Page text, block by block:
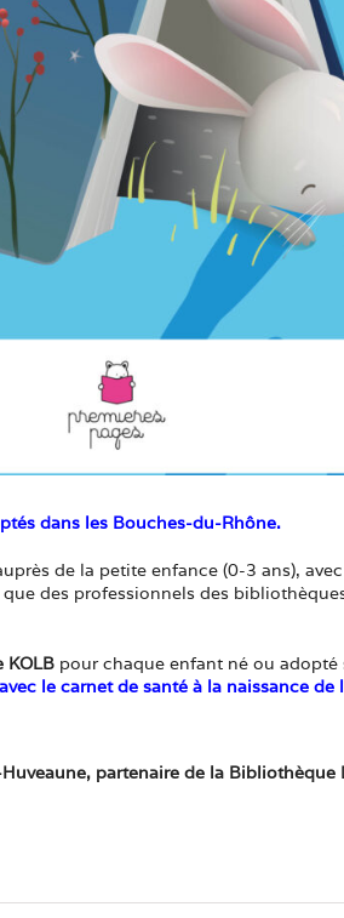
dans les Bouches-du-Rhône.
de la petite enfance (0-3 ans),
des professionnels des
KOLB pour chaque enfant né ou adopté
le carnet de santé à la naissance de
partenaire de la Bibliothèque